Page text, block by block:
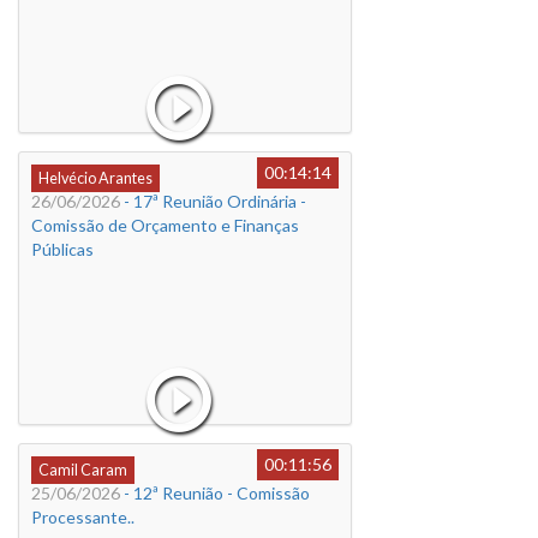
Helvécio Arantes
00:14:14
26/06/2026 - 17ª Reunião Ordinária -
Comissão de Orçamento e Finanças
Públicas
Camil Caram
00:11:56
25/06/2026 - 12ª Reunião - Comissão
Processante..